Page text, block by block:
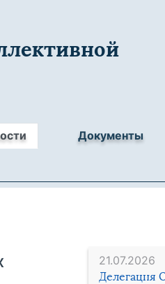
Документы
21.07.2026
Делегация